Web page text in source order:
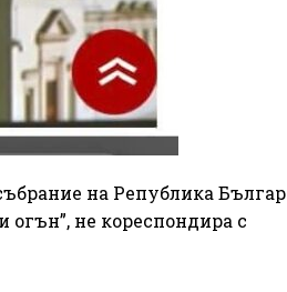
на Република
не кореспондира с